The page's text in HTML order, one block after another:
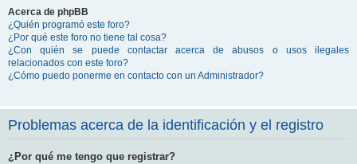
Acerca de phpBB
¿Quién programó este foro?
¿Por qué este foro no tiene tal cosa?
¿Con quién se puede contactar acerca de abusos o usos ilegales
relacionados con este foro?
¿Cómo puedo ponerme en contacto con un Administrador?
Problemas acerca de la identificación y el registro
¿Por qué me tengo que registrar?